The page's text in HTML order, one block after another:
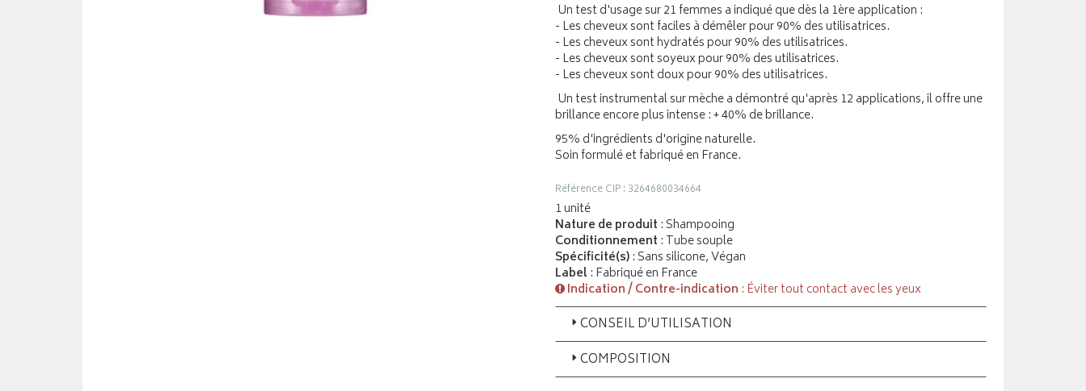
Un test d'usage sur 21 femmes a indiqué que dès la 1ère application :
- Les cheveux sont faciles à démêler pour 90% des utilisatrices.
- Les cheveux sont hydratés pour 90% des utilisatrices.
- Les cheveux sont soyeux pour 90% des utilisatrices.
- Les cheveux sont doux pour 90% des utilisatrices.
Un test instrumental sur mèche a démontré qu'après 12 applications, il offre une
brillance encore plus intense : + 40% de brillance.
95% d'ingrédients d'origine naturelle.
Soin formulé et fabriqué en France.
Référence CIP : 3264680034664
1 unité
Nature de produit : Shampooing
Conditionnement : Tube souple
Spécificité(s): Sans silicone, Végan
Label: Fabriqué en France
Indication / Contre-indication : Éviter tout contact avec les yeux
CONSEIL D’UTILISATION
COMPOSITION